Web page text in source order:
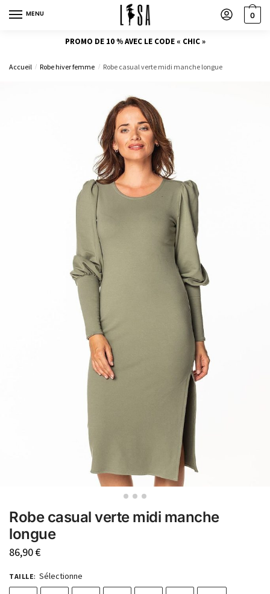
MENU 0
PROMO DE 10 % AVEC LE CODE « CHIC »
Accueil / Robe hiver femme / Robe casual verte midi manche longue
Robe casual verte midi manche
longue
86,90€
TAILLE: Sélectionne